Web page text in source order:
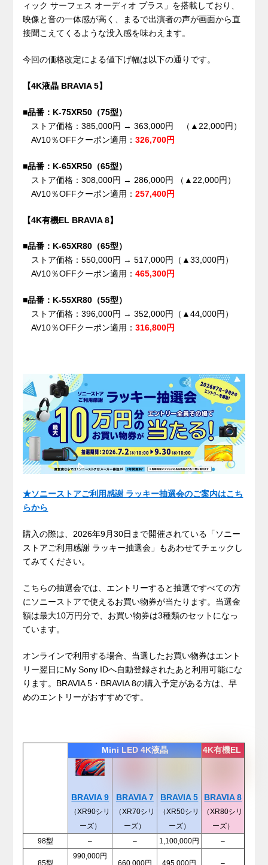
ィック サーフェス オーディオ プラス」を搭載しており、
映像と音の一体感が高く、まるで出演者の声が画面から直
接聞こえてくるような没入感を味わえます。
今回の価格改定による値下げ幅は以下の通りです。
【4K液晶 BRAVIA 5】
■品番：K-75XR50（75型）
ストア価格：385,000円 → 363,000円 （▲22,000円）
AV10％OFFクーポン適用：326,700円
■品番：K-65XR50（65型）
ストア価格：308,000円 → 286,000円 （▲22,000円）
AV10％OFFクーポン適用：257,400円
【4K有機EL BRAVIA 8】
■品番：K-65XR80（65型）
ストア価格：550,000円 → 517,000円（▲33,000円）
AV10％OFFクーポン適用：465,300円
■品番：K-55XR80（55型）
ストア価格：396,000円 → 352,000円（▲44,000円）
AV10％OFFクーポン適用：316,800円
★ソニーストアご利用感謝 ラッキー抽選会のご案内はこち
らから
購入の際は、2026年9月30日まで開催されている「ソニー
ストアご利用感謝 ラッキー抽選会」もあわせてチェックし
てみてください。
こちらの抽選会では、エントリーすると抽選ですべての方
にソニーストアで使えるお買い物券が当たります。当選金
額は最大10万円分で、お買い物券は3種類のセットになっ
ています。
オンラインで利用する場合、当選したお買い物券はエント
リー翌日にMy Sony IDへ自動登録されたあと利用可能にな
ります。BRAVIA 5・BRAVIA 8の購入予定がある方は、早
めのエントリーがおすすめです。
Mini LED 4K液晶 4K有機EL
BRAVIA 9
（XR90シリ
ーズ）
BRAVIA 7
（XR70シリ
ーズ）
BRAVIA 5
（XR50シリ
ーズ）
BRAVIA 8
（XR80シリ
ーズ）
98型
– – 1,100,000円 –
990,000円